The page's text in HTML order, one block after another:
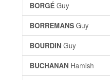
BORGÉ Guy
BORREMANS Guy
BOURDIN Guy
BUCHANAN Hamish